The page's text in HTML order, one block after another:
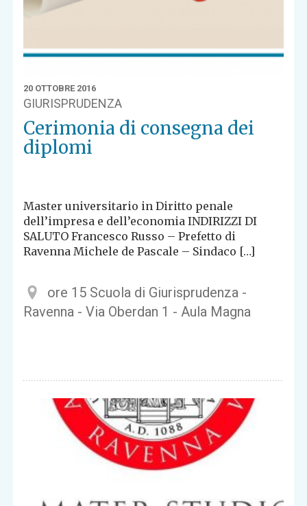
20 OTTOBRE 2016
GIURISPRUDENZA
Cerimonia di consegna dei
diplomi
Master universitario in Diritto penale
dell’impresa e dell’economia INDIRIZZI DI
SALUTO Francesco Russo – Prefetto di
Ravenna Michele de Pascale – Sindaco […]
ore 15 Scuola di Giurisprudenza -
Ravenna - Via Oberdan 1 - Aula Magna